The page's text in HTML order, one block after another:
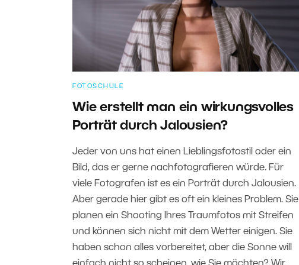
FOTOSCHULE
Wie erstellt man ein wirkungsvolles
Porträt durch Jalousien?
Jeder von uns hat einen Lieblingsfotostil oder ein
Bild, das er gerne nachfotografieren würde. Für
viele Fotografen ist es ein Porträt durch Jalousien.
Aber gerade hier gibt es oft ein kleines Problem. Sie
planen ein Shooting Ihres Traumfotos mit Streifen
und können sich nicht mit dem Wetter einigen. Sie
haben schon alles vorbereitet, aber die Sonne will